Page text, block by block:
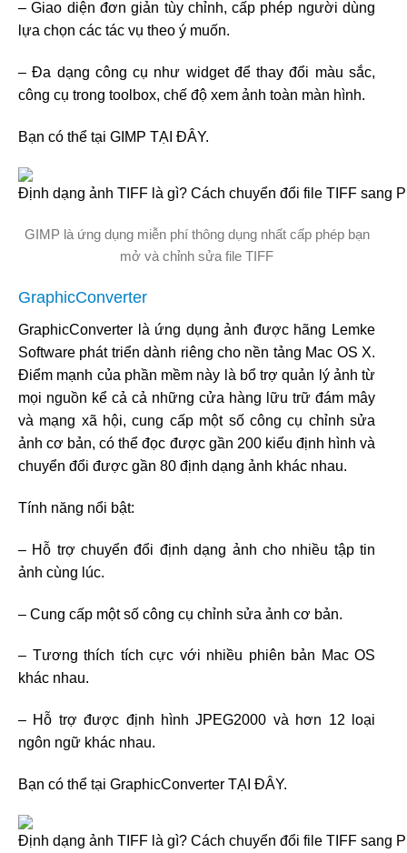
– Giao diện đơn giản tùy chỉnh, cấp phép người dùng
lựa chọn các tác vụ theo ý muốn.
– Đa dạng công cụ như widget để thay đổi màu sắc,
công cụ trong toolbox, chế độ xem ảnh toàn màn hình.
Bạn có thể tại GIMP TẠI ĐÂY.
GIMP là ứng dụng miễn phí thông dụng nhất cấp phép bạn
mở và chỉnh sửa file TIFF
GraphicConverter
GraphicConverter là ứng dụng ảnh được hãng Lemke
Software phát triển dành riêng cho nền tảng Mac OS X.
Điểm mạnh của phần mềm này là bổ trợ quản lý ảnh từ
mọi nguồn kể cả cả những cửa hàng lữu trữ đám mây
và mạng xã hội, cung cấp một số công cụ chỉnh sửa
ảnh cơ bản, có thể đọc được gần 200 kiểu định hình và
chuyển đổi được gần 80 định dạng ảnh khác nhau.
Tính năng nổi bật:
– Hỗ trợ chuyển đổi định dạng ảnh cho nhiều tập tin
ảnh cùng lúc.
– Cung cấp một số công cụ chỉnh sửa ảnh cơ bản.
– Tương thích tích cực với nhiều phiên bản Mac OS
khác nhau.
– Hỗ trợ được định hình JPEG2000 và hơn 12 loại
ngôn ngữ khác nhau.
Bạn có thể tại GraphicConverter TẠI ĐÂY.